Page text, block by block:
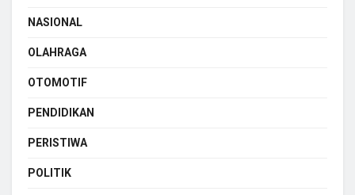
NASIONAL
OLAHRAGA
OTOMOTIF
PENDIDIKAN
PERISTIWA
POLITIK